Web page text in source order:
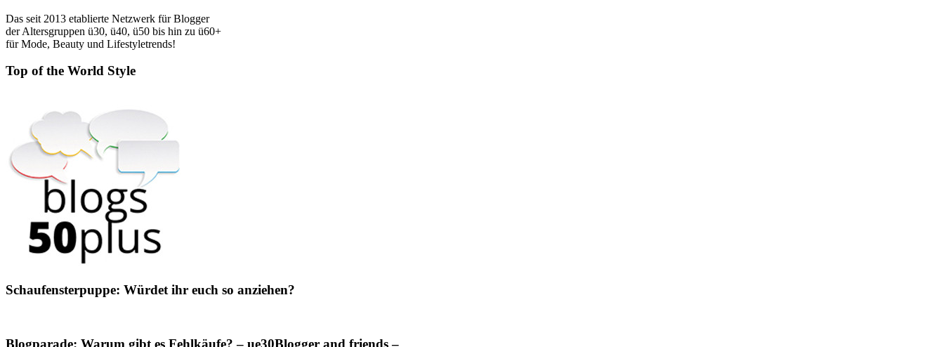
Das seit 2013 etablierte Netzwerk für Blogger
der Altersgruppen ü30, ü40, ü50 bis hin zu ü60+
für Mode, Beauty und Lifestyletrends!
Top of the World Style
Schaufensterpuppe: Würdet ihr euch so anziehen?
Blogparade: Warum gibt es Fehlkäufe? – ue30Blogger and friends –